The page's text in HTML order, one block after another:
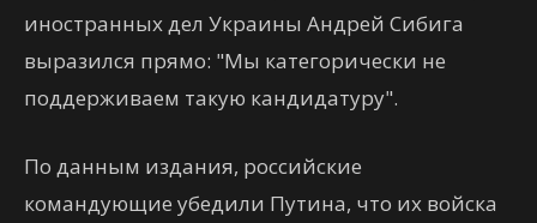
иностранных дел Украины Андрей Сибига
выразился прямо: "Мы категорически не
поддерживаем такую кандидатуру".
По данным издания, российские
командующие убедили Путина, что их войска